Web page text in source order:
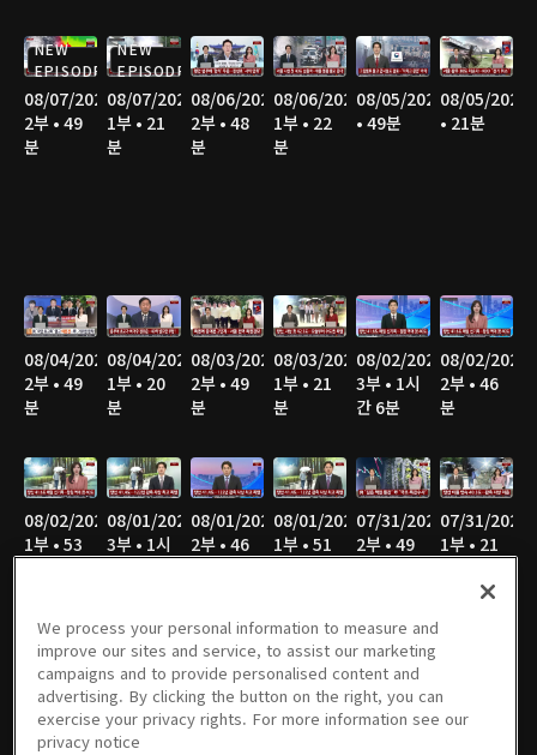
NEW
EPISODE
08/07/2026
2부 • 49
분
NEW
EPISODE
08/07/2026
1부 • 21
분
08/06/2026
2부 • 48
분
08/06/2026
1부 • 22
분
08/05/2026
• 49분
08/05/2026
• 21분
08/04/2026
2부 • 49
분
08/04/2026
1부 • 20
분
08/03/2026
2부 • 49
분
08/03/2026
1부 • 21
분
08/02/2026
3부 • 1시
간 6분
08/02/2026
2부 • 46
분
08/02/2026
1부 • 53
08/01/2026
3부 • 1시
08/01/2026
2부 • 46
08/01/2026
1부 • 51
07/31/2026
2부 • 49
07/31/2026
1부 • 21
07/30/2026
2부 • 49
분
07/30/2026
1부 • 21
분
07/29/2026
2부 • 49
분
07/29/2026
1부 • 21
분
07/28/2026
2부 • 50
분
1부 • 21
분
We process your personal information to measure and
improve our sites and service, to assist our marketing
campaigns and to provide personalised content and
advertising. By clicking the button on the right, you can
exercise your privacy rights. For more information see our
privacy notice